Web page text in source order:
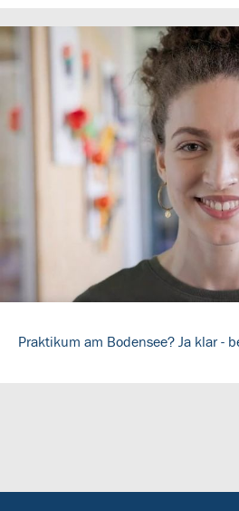
Praktikum am Bodensee? Ja klar -